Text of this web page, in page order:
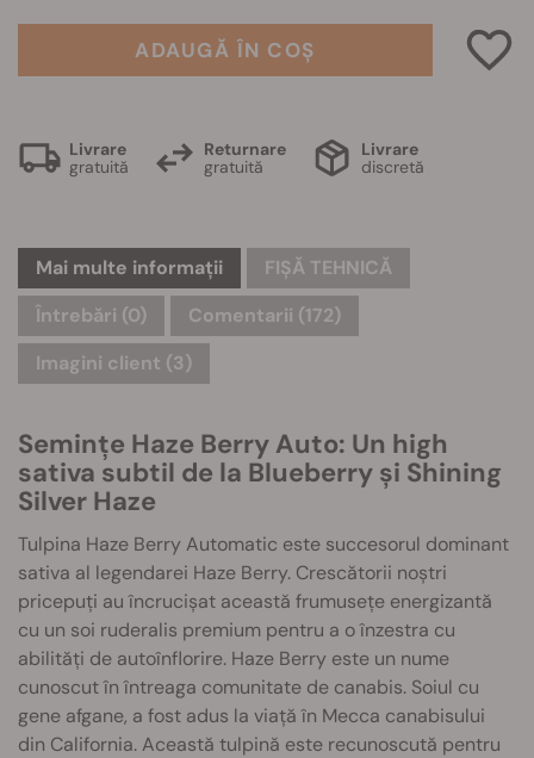
ADAUGĂ ÎN COȘ
Livrare
gratuită
Returnare
gratuită
Livrare
discretă
Mai multe informații
FIȘĂ TEHNICĂ
Întrebări (0)
Comentarii (172)
Imagini client (3)
Semințe Haze Berry Auto: Un high
sativa subtil de la Blueberry și Shining
Silver Haze
Tulpina Haze Berry Automatic este succesorul dominant
sativa al legendarei Haze Berry. Crescătorii noștri
pricepuți au încrucișat această frumusețe energizantă
cu un soi ruderalis premium pentru a o înzestra cu
abilități de autoînflorire. Haze Berry este un nume
cunoscut în întreaga comunitate de canabis. Soiul cu
gene afgane, a fost adus la viață în Mecca canabisului
din California. Această tulpină este recunoscută pentru